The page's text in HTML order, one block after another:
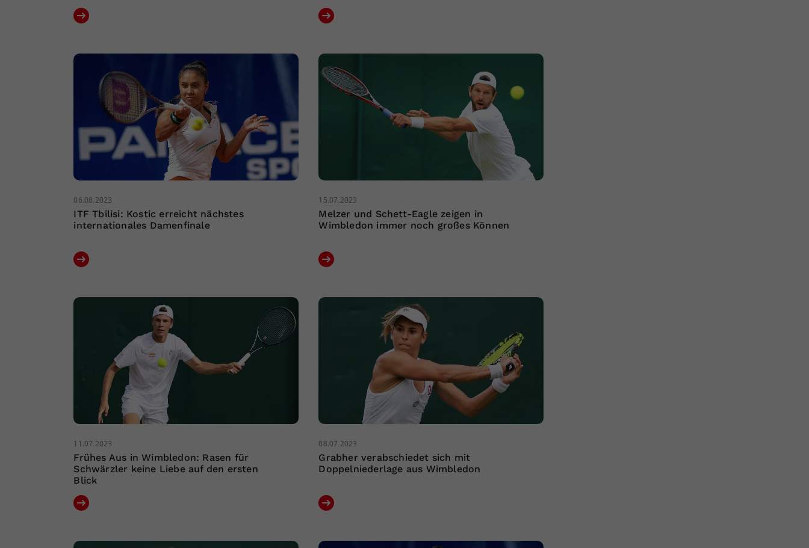
06.08.2023
ITF Tbilisi: Kostic erreicht nächstes
internationales Damenfinale
15.07.2023
Melzer und Schett-Eagle zeigen in
Wimbledon immer noch großes Können
11.07.2023
Frühes Aus in Wimbledon: Rasen für
Schwärzler keine Liebe auf den ersten
Blick
08.07.2023
Grabher verabschiedet sich mit
Doppelniederlage aus Wimbledon